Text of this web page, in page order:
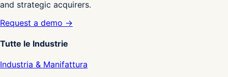
and strategic acquirers.
Request a demo →
Tutte le Industrie
Industria & Manifattura